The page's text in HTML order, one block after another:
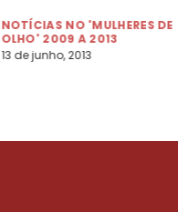
NOTÍCIAS NO 'MULHERES DE
OLHO' 2009 A 2013
13 de junho, 2013